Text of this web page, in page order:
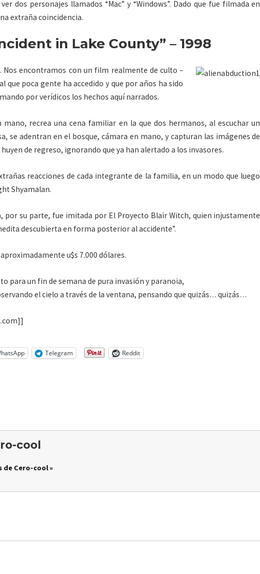
dos personajes llamados “Mac” y “Windows”. Dado que fue filmada en
extraña coincidencia.
in Lake County” – 1998
Nos encontramos con un film realmente de culto –
que poca gente ha accedido y que por años ha sido
por verídicos los hechos aquí narrados.
mano, recrea una cena familiar en la que dos hermanos, al escuchar un
se adentran en el bosque, cámara en mano, y capturan las imágenes de
de regreso, ignorando que ya han alertado a los invasores.
reacciones de cada integrante de la familia, en un modo que luego
Shyamalan.
por su parte, fue imitada por El Proyecto Blair Witch, quien injustamente
descubierta en forma posterior al accidente”.
u$s 7.000 dólares.
para un fin de semana de pura invasión y paranoia,
el cielo a través de la ventana, pensando que quizás… quizás…
Telegram Reddit
cool
de Cero-cool »